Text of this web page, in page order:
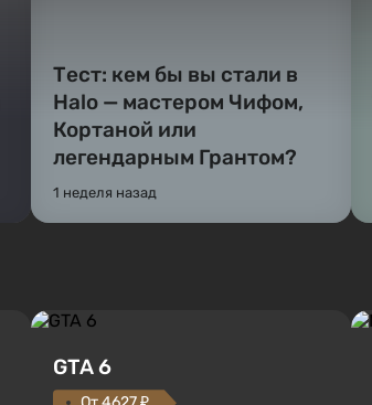
Тест: кем бы вы стали в
Halo — мастером Чифом,
Кортаной или
легендарным Грантом?
1 неделя назад
GTA 6